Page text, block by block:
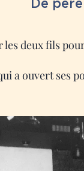
les deux fils
a ouvert ses